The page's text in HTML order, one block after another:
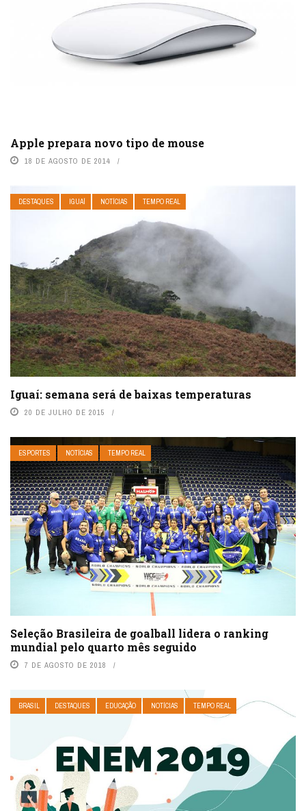
Apple prepara novo tipo de mouse
18 DE AGOSTO DE 2014
DESTAQUES IGUAÍ NOTÍCIAS TEMPO REAL
Iguaí: semana será de baixas temperaturas
20 DE JULHO DE 2015
ESPORTES NOTÍCIAS TEMPO REAL
Seleção Brasileira de goalball lidera o ranking
mundial pelo quarto mês seguido
7 DE AGOSTO DE 2018
BRASIL DESTAQUES EDUCAÇÃO NOTÍCIAS TEMPO REAL